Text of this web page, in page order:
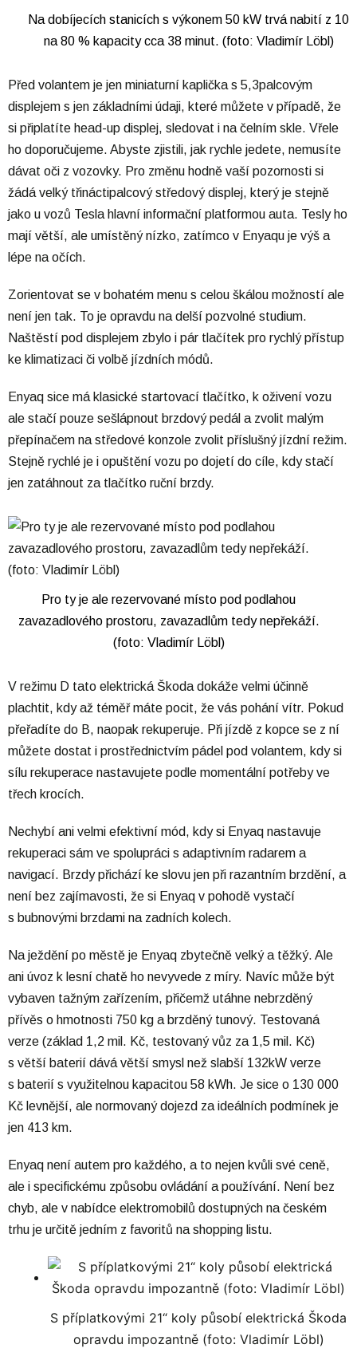
Na dobíjecích stanicích s výkonem 50 kW trvá nabití z 10
na 80 % kapacity cca 38 minut. (foto: Vladimír Löbl)
Před volantem je jen miniaturní kaplička s 5,3palcovým
displejem s jen základními údaji, které můžete v případě, že
si připlatíte head-up displej, sledovat i na čelním skle. Vřele
ho doporučujeme. Abyste zjistili, jak rychle jedete, nemusíte
dávat oči z vozovky. Pro změnu hodně vaší pozornosti si
žádá velký třináctipalcový středový displej, který je stejně
jako u vozů Tesla hlavní informační platformou auta. Tesly ho
mají větší, ale umístěný nízko, zatímco v Enyaqu je výš a
lépe na očích.
Zorientovat se v bohatém menu s celou škálou možností ale
není jen tak. To je opravdu na delší pozvolné studium.
Naštěstí pod displejem zbylo i pár tlačítek pro rychlý přístup
ke klimatizaci či volbě jízdních módů.
Enyaq sice má klasické startovací tlačítko, k oživení vozu
ale stačí pouze sešlápnout brzdový pedál a zvolit malým
přepínačem na středové konzole zvolit příslušný jízdní režim.
Stejně rychlé je i opuštění vozu po dojetí do cíle, kdy stačí
jen zatáhnout za tlačítko ruční brzdy.
Pro ty je ale rezervované místo pod podlahou
zavazadlového prostoru, zavazadlům tedy nepřekáží.
(foto: Vladimír Löbl)
V režimu D tato elektrická Škoda dokáže velmi účinně
plachtit, kdy až téměř máte pocit, že vás pohání vítr. Pokud
přeřadíte do B, naopak rekuperuje. Při jízdě z kopce se z ní
můžete dostat i prostřednictvím pádel pod volantem, kdy si
sílu rekuperace nastavujete podle momentální potřeby ve
třech krocích.
Nechybí ani velmi efektivní mód, kdy si Enyaq nastavuje
rekuperaci sám ve spolupráci s adaptivním radarem a
navigací. Brzdy přichází ke slovu jen při razantním brzdění, a
není bez zajímavosti, že si Enyaq v pohodě vystačí
s bubnovými brzdami na zadních kolech.
Na ježdění po městě je Enyaq zbytečně velký a těžký. Ale
ani úvoz k lesní chatě ho nevyvede z míry. Navíc může být
vybaven tažným zařízením, přičemž utáhne nebrzděný
přívěs o hmotnosti 750 kg a brzděný tunový. Testovaná
verze (základ 1,2 mil. Kč, testovaný vůz za 1,5 mil. Kč)
s větší baterií dává větší smysl než slabší 132kW verze
s baterií s využitelnou kapacitou 58 kWh. Je sice o 130 000
Kč levnější, ale normovaný dojezd za ideálních podmínek je
jen 413 km.
Enyaq není autem pro každého, a to nejen kvůli své ceně,
ale i specifickému způsobu ovládání a používání. Není bez
chyb, ale v nabídce elektromobilů dostupných na českém
trhu je určitě jedním z favoritů na shopping listu.
S příplatkovými 21“ koly působí elektrická Škoda
opravdu impozantně (foto: Vladimír Löbl)